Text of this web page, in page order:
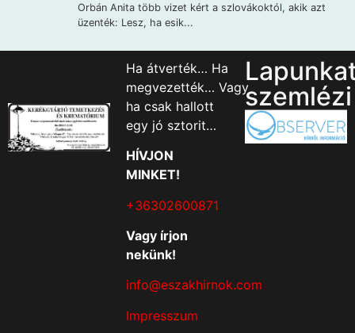
Ha átverték… Ha
megvezették… Vagy
ha csak hallott
egy jó sztorit…
HÍVJON
MINKET!
+36302600871
Vagy írjon
nekünk!
info@eszakhirnok.com
Impresszum
szemlézi